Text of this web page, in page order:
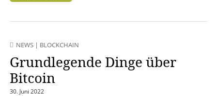
NEWS | BLOCKCHAIN
Grundlegende Dinge über
Bitcoin
30. Juni 2022